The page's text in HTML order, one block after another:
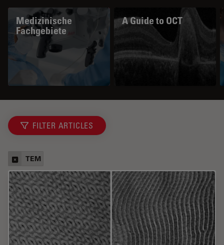
Medizinische
Fachgebiete
A Guide to OCT
FILTER ARTICLES
TEM